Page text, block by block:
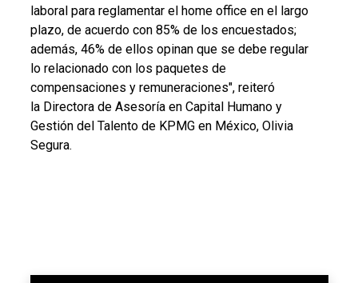
laboral para reglamentar el home office en el largo
plazo, de acuerdo con 85% de los encuestados;
además, 46% de ellos opinan que se debe regular
lo relacionado con los paquetes de
compensaciones y remuneraciones", reiteró
la Directora de Asesoría en Capital Humano y
Gestión del Talento de KPMG en México, Olivia
Segura.